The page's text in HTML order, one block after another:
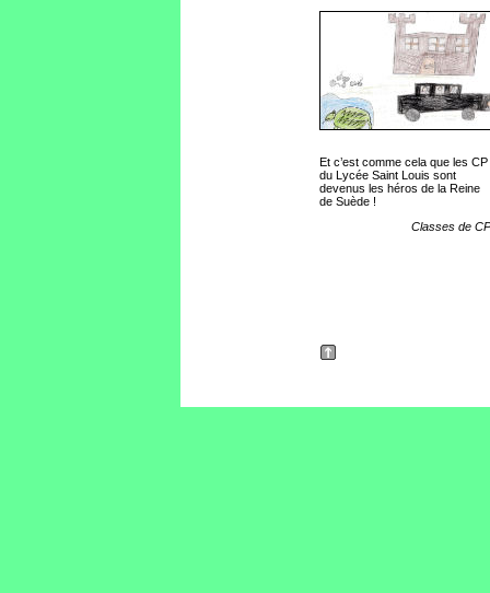
Et c’est comme cela que les CP
du Lycée Saint Louis sont
devenus les héros de la Reine
de Suède !
Classes de CP